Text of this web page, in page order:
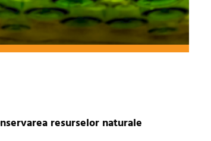
resurselor naturale